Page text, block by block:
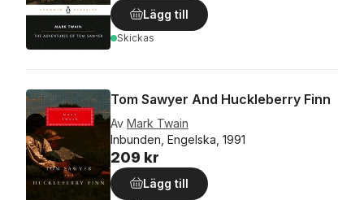
Lägg till
Skickas
Tom Sawyer And Huckleberry Finn
Av Mark Twain
Inbunden, Engelska, 1991
209 kr
Lägg till